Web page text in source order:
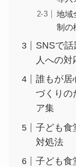
地域
制の
SNSで話
人への
誰もが居
づくりの
ア集
子ども食
対処法
子ども食